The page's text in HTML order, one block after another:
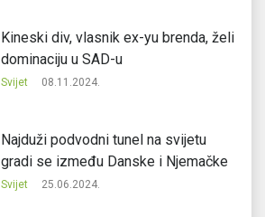
Kineski div, vlasnik ex-yu brenda, želi
dominaciju u SAD-u
Svijet 08.11.2024.
Najduži podvodni tunel na svijetu
gradi se između Danske i Njemačke
Svijet 25.06.2024.